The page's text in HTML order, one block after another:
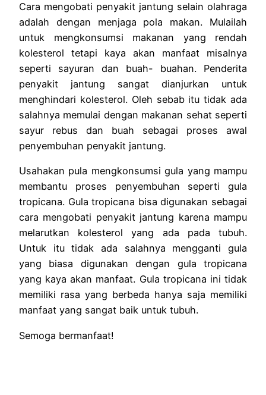
Cara mengobati penyakit jantung selain olahraga
adalah dengan menjaga pola makan. Mulailah
untuk mengkonsumsi makanan yang rendah
kolesterol tetapi kaya akan manfaat misalnya
seperti sayuran dan buah- buahan. Penderita
penyakit jantung sangat dianjurkan untuk
menghindari kolesterol. Oleh sebab itu tidak ada
salahnya memulai dengan makanan sehat seperti
sayur rebus dan buah sebagai proses awal
penyembuhan penyakit jantung.
Usahakan pula mengkonsumsi gula yang mampu
membantu proses penyembuhan seperti gula
tropicana. Gula tropicana bisa digunakan sebagai
cara mengobati penyakit jantung karena mampu
melarutkan kolesterol yang ada pada tubuh.
Untuk itu tidak ada salahnya mengganti gula
yang biasa digunakan dengan gula tropicana
yang kaya akan manfaat. Gula tropicana ini tidak
memiliki rasa yang berbeda hanya saja memiliki
manfaat yang sangat baik untuk tubuh.
Semoga bermanfaat!